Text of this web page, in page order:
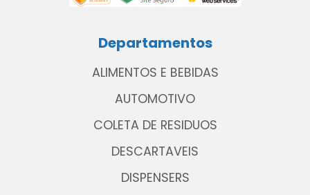
Departamentos
ALIMENTOS E BEBIDAS
AUTOMOTIVO
COLETA DE RESIDUOS
DESCARTAVEIS
DISPENSERS